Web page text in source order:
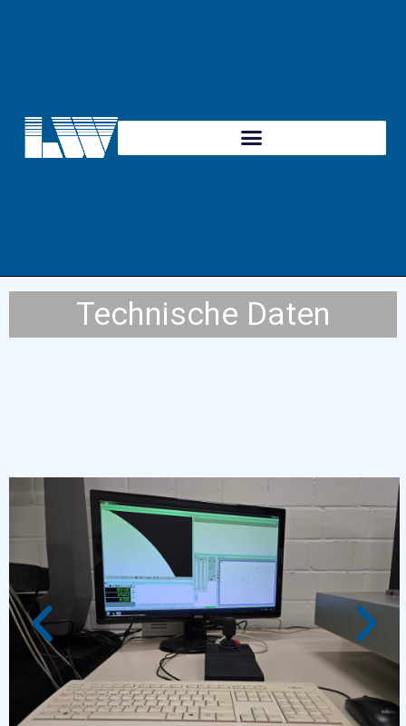
Gebrauchtgerät
Videomessgerät Garant MM2 CNC
Technische Daten